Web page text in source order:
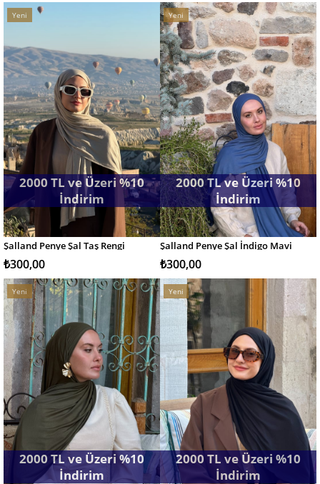
SEPETE EKLE
Yeni
Şalland Penye Şal Taş Rengi
2000 TL ve Üzeri %10
İndirim
₺300,00
SEPETE EKLE
Yeni
Ürün
Şalland Penye Şal İndigo Mavi
2000 TL ve Üzeri %10
İndirim
₺300,00
Yeni
Ürün
2000 TL ve Üzeri %10
İndirim
Yeni
2000 TL ve Üzeri %10
İndirim